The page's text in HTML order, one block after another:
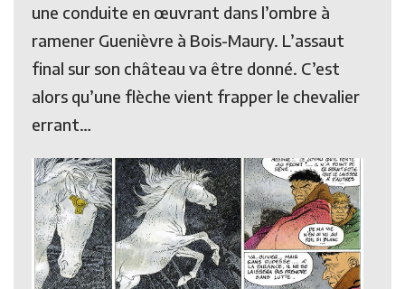
une conduite en œuvrant dans l’ombre à
ramener Guenièvre à Bois-Maury. L’assaut
final sur son château va être donné. C’est
alors qu’une flèche vient frapper le chevalier
errant…